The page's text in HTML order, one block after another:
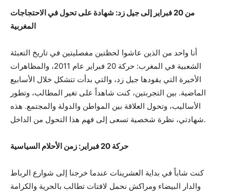
من 20 فبراير إلى جيل زد: شهادة على تحول في الاحتجاجات
المغربية
أنا واحد من الذين عاشوا لحظتين مفصليتين في تاريخ التعبئة
الشعبية في المغرب: حركة 20 فبراير عام 2011، والمظاهرات
الأخيرة التي يقودها جيل زد، والتي بدأت تتشكل خلال الأسابيع
الماضية. بين التجربتين، كنت شاهداً على تغير المطالب، وتطور
الأساليب، وتحول العلاقة بين المواطن والدولة والمجتمع. هذه
شهادتي، نظرة شخصية تسعى إلى فهم هذا التحول من الداخل.
حركة 20 فبراير: زمن الأحلام السياسية
كنت شاباً في بداية العشرينات عندما خرجنا إلى شوارع الرباط
والدار البيضاء ومراكش نحمل لافتات تطالب بالحرية والكرامة